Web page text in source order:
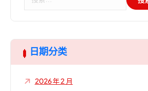
日期分类
2026 年 2 月